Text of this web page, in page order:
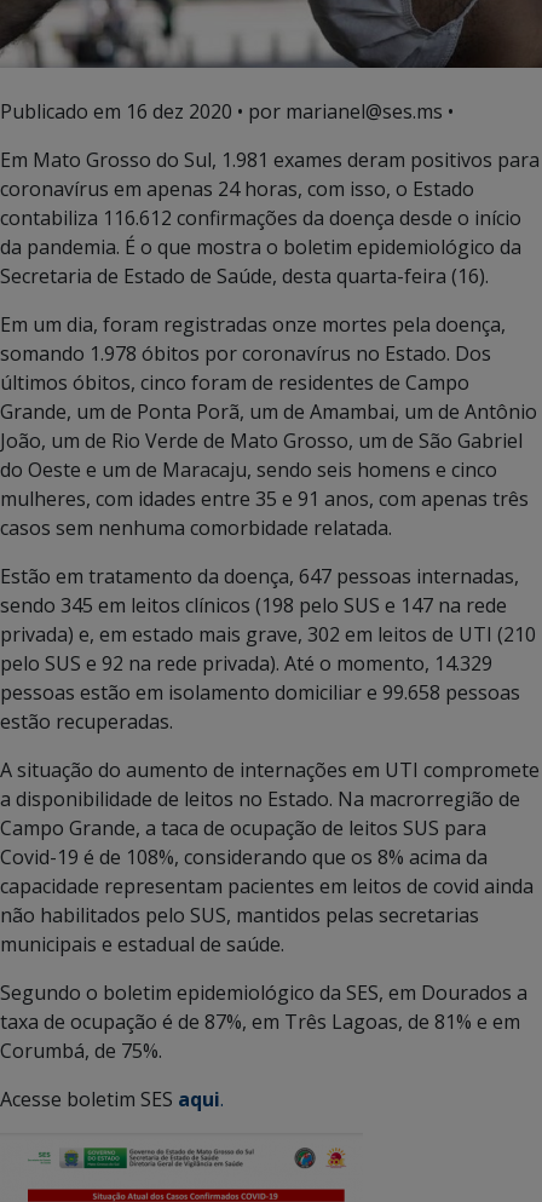
Publicado em 16 dez 2020 • por marianel@ses.ms •
Em Mato Grosso do Sul, 1.981 exames deram positivos para
coronavírus em apenas 24 horas, com isso, o Estado
contabiliza 116.612 confirmações da doença desde o início
da pandemia. É o que mostra o boletim epidemiológico da
Secretaria de Estado de Saúde, desta quarta-feira (16).
Em um dia, foram registradas onze mortes pela doença,
somando 1.978 óbitos por coronavírus no Estado. Dos
últimos óbitos, cinco foram de residentes de Campo
Grande, um de Ponta Porã, um de Amambai, um de Antônio
João, um de Rio Verde de Mato Grosso, um de São Gabriel
do Oeste e um de Maracaju, sendo seis homens e cinco
mulheres, com idades entre 35 e 91 anos, com apenas três
casos sem nenhuma comorbidade relatada.
Estão em tratamento da doença, 647 pessoas internadas,
sendo 345 em leitos clínicos (198 pelo SUS e 147 na rede
privada) e, em estado mais grave, 302 em leitos de UTI (210
pelo SUS e 92 na rede privada). Até o momento, 14.329
pessoas estão em isolamento domiciliar e 99.658 pessoas
estão recuperadas.
A situação do aumento de internações em UTI compromete
a disponibilidade de leitos no Estado. Na macrorregião de
Campo Grande, a taca de ocupação de leitos SUS para
Covid-19 é de 108%, considerando que os 8% acima da
capacidade representam pacientes em leitos de covid ainda
não habilitados pelo SUS, mantidos pelas secretarias
municipais e estadual de saúde.
Segundo o boletim epidemiológico da SES, em Dourados a
taxa de ocupação é de 87%, em Três Lagoas, de 81% e em
Corumbá, de 75%.
Acesse boletim SES aqui.